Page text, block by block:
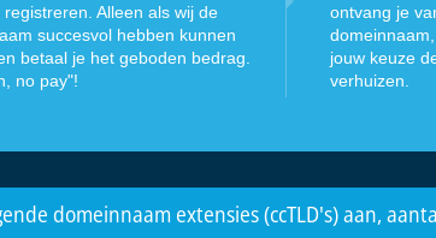
registreren. Alleen als wij de
succesvol hebben kunnen
betaal je het geboden bedrag.
no pay"!
ontvang je
jouw keuze
verhuizen.
domeinnaam extensies (ccTLD's) aan,